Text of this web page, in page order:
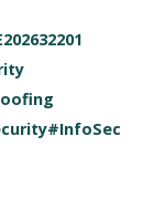
#InfoSec